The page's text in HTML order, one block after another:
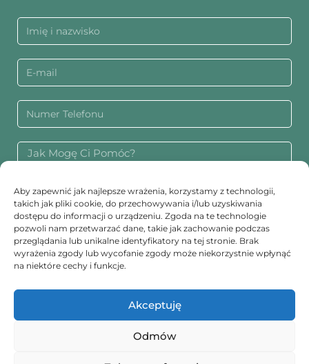
Aby zapewnić jak najlepsze wrażenia, korzystamy z technologii,
takich jak pliki cookie, do przechowywania i/lub uzyskiwania
dostępu do informacji o urządzeniu. Zgoda na te technologie
pozwoli nam przetwarzać dane, takie jak zachowanie podczas
przeglądania lub unikalne identyfikatory na tej stronie. Brak
wyrażenia zgody lub wycofanie zgody może niekorzystnie wpłynąć
na niektóre cechy i funkcje.
Akceptuję
Odmów
WYŚLIJ
Oferuję profesjonalne porady oraz hipnoterapię, aby
tutaj, aby wspierać Twoje zdrowie psychiczne.